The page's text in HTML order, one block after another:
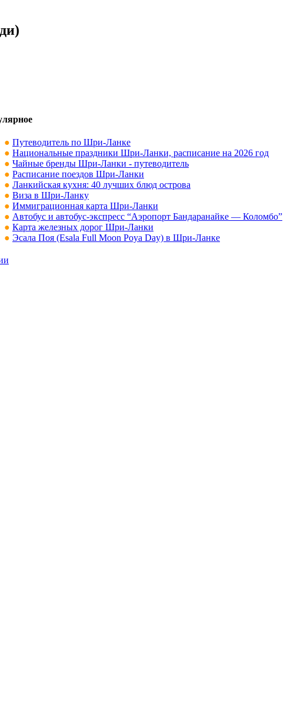
● Путеводитель по Шри-Ланке
● Национальные праздники Шри-Ланки, расписание на 2026 год
● Чайные бренды Шри-Ланки - путеводитель
● Расписание поездов Шри-Ланки
● Ланкийская кухня: 40 лучших блюд острова
● Виза в Шри-Ланку
● Иммиграционная карта Шри-Ланки
● Автобус и автобус-экспресс “Аэропорт Бандаранайке — Коломбо”
● Карта железных дорог Шри-Ланки
● Эсала Поя (Esala Full Moon Poya Day) в Шри-Ланке